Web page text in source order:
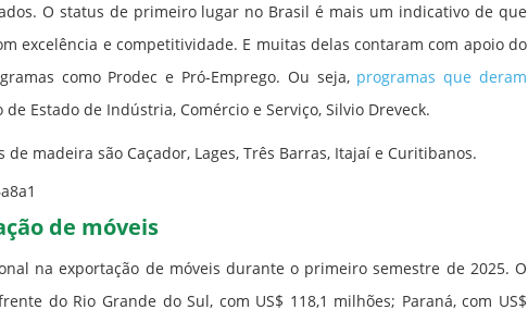
O status de primeiro lugar no Brasil é mais um indicativo de que
excelência e competitividade. E muitas delas contaram com apoio do
como Prodec e Pró-Emprego. Ou seja, programas que deram
de Estado de Indústria, Comércio e Serviço, Silvio Dreveck.
madeira são Caçador, Lages, Três Barras, Itajaí e Curitibanos.
de móveis
na exportação de móveis durante o primeiro semestre de 2025. O
do Rio Grande do Sul, com US$ 118,1 milhões; Paraná, com US$